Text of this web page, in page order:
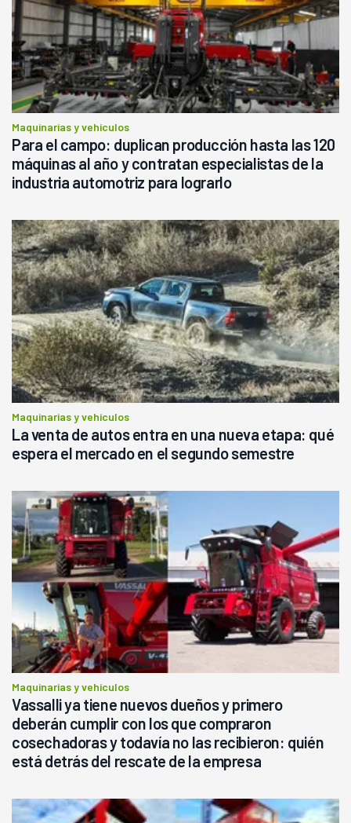
Maquinarias y vehículos
Para el campo: duplican producción hasta las 120
máquinas al año y contratan especialistas de la
industria automotriz para lograrlo
Maquinarias y vehículos
La venta de autos entra en una nueva etapa: qué
espera el mercado en el segundo semestre
Maquinarias y vehículos
Vassalli ya tiene nuevos dueños y primero
deberán cumplir con los que compraron
cosechadoras y todavía no las recibieron: quién
está detrás del rescate de la empresa